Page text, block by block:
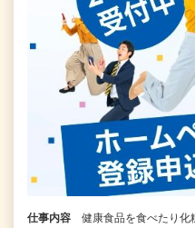
仕事内容
健康食品を食べたり化